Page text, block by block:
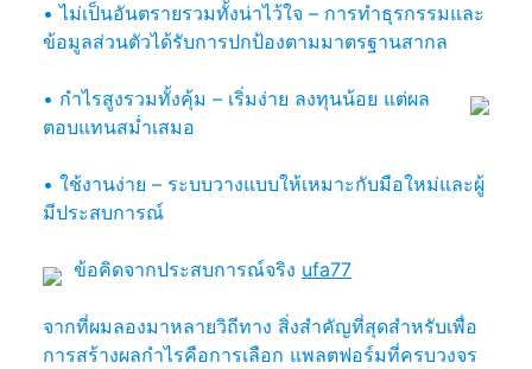
• ไม่เป็นอันตรายรวมทั้งน่าไว้ใจ – การทำธุรกรรมและ
ข้อมูลส่วนตัวได้รับการปกป้องตามมาตรฐานสากล
• กำไรสูงรวมทั้งคุ้ม – เริ่มง่าย ลงทุนน้อย แต่ผล
ตอบแทนสม่ำเสมอ
• ใช้งานง่าย – ระบบวางแบบให้เหมาะกับมือใหม่และผู้
มีประสบการณ์
ข้อคิดจากประสบการณ์จริง ufa77
จากที่ผมลองมาหลายวิถีทาง สิ่งสำคัญที่สุดสำหรับเพื่อ
การสร้างผลกำไรคือการเลือก แพลตฟอร์มที่ครบวงจร